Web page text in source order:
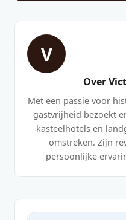
V
Over
Met een passie voor
gastvrijheid bezoekt
kasteelhotels en
omstreken. Zijn
persoonlijke